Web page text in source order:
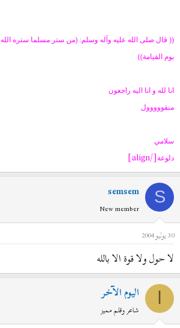
(( قال صلى الله عليه وآله وسلم: (من ستر مسلما ستره الله
يوم القيامة))
انا لله و انا اليه راجعون
منقووووول
سلامي
دلوعة[/align]
S
semsem
New member
30 يوليو 2004
لا حول ولا قوة الا بالله
اليوم الآخر
شاعر وقلم مميز